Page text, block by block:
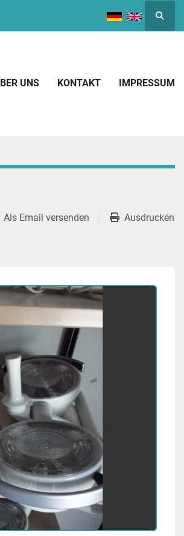
Suche
ÜBER UNS KONTAKT IMPRESSUM
Als Email versenden Ausdrucken